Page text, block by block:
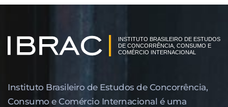
Instituto Brasileiro de Estudos de Concor­rência,
Consumo e Comércio Internacional é uma